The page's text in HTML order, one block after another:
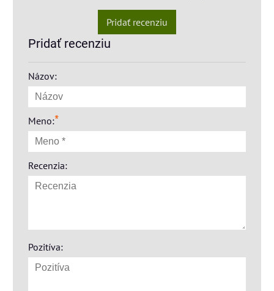
Pridať recenziu
Pridať recenziu
Názov:
Meno:*
Recenzia:
Pozitíva: